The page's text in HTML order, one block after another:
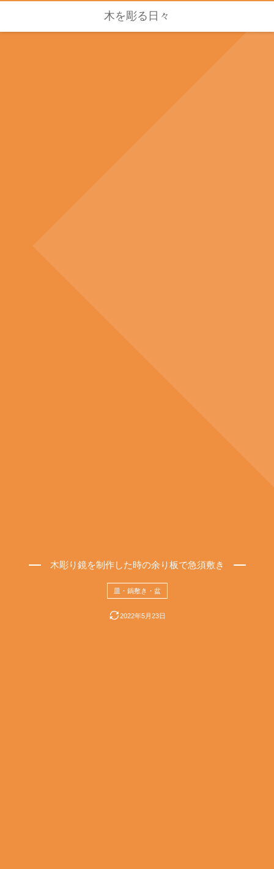
木を彫る日々
木彫り鏡を制作した時の余り板で急須敷き
皿・鍋敷き・盆
2022年5月23日